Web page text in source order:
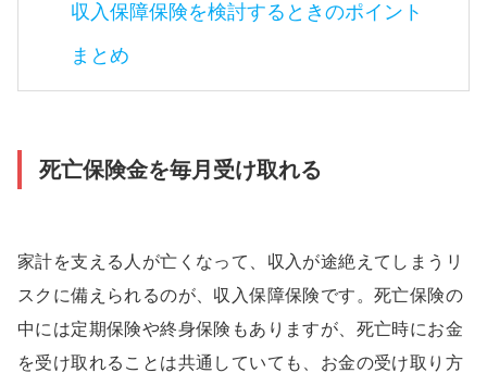
収入保障保険を検討するときのポイント
まとめ
死亡保険金を毎月受け取れる
家計を支える人が亡くなって、収入が途絶えてしまうリ
スクに備えられるのが、収入保障保険です。死亡保険の
中には定期保険や終身保険もありますが、死亡時にお金
を受け取れることは共通していても、お金の受け取り方